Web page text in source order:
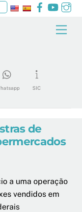
Facebook
SIC
de
a uma operação
vendidos em